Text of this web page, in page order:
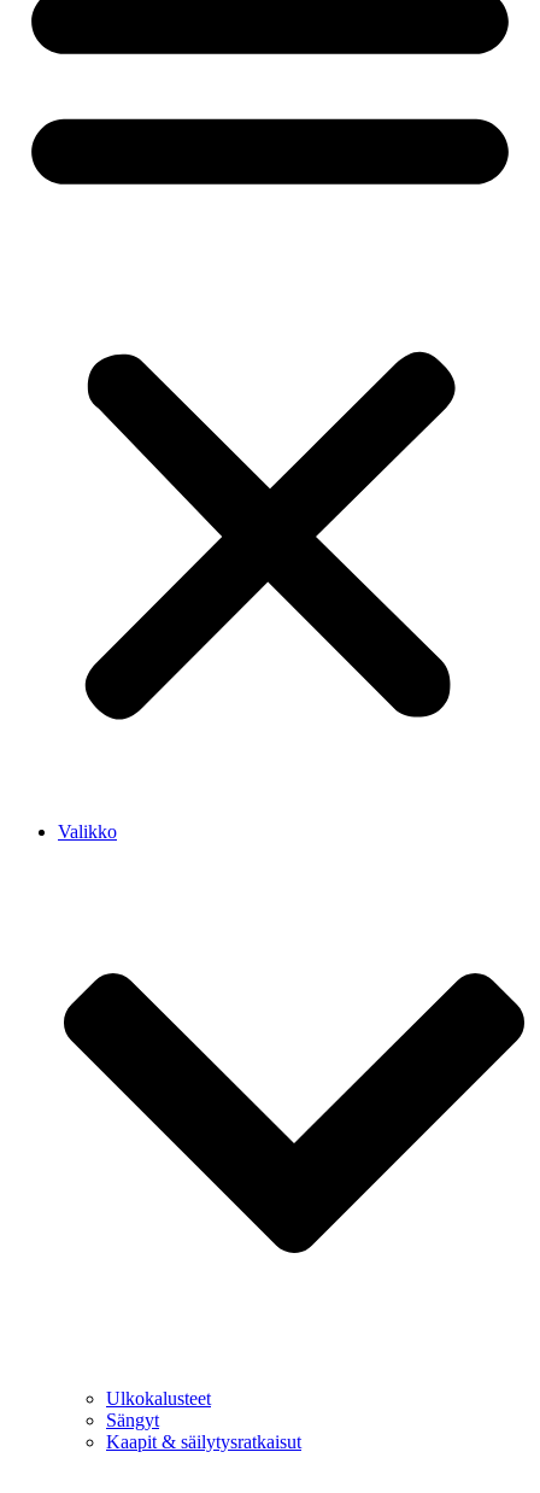
Valikko
Ulkokalusteet
Sängyt
Kaapit & säilytysratkaisut